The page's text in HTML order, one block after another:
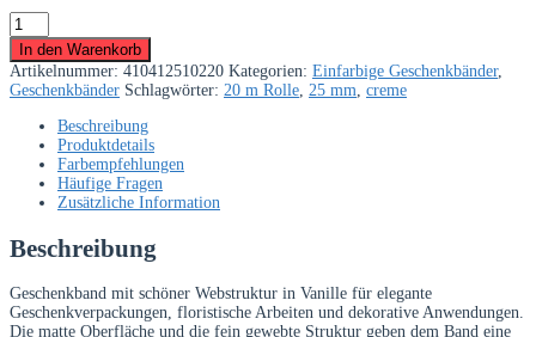
Geschenkband
mit
Webstruktur
25
mm
Rolle
Menge
In den Warenkorb
Artikelnummer: 410412510220 Kategorien: Einfarbige Geschenkbänder,
Geschenkbänder Schlagwörter: 20 m Rolle, 25 mm, creme
Beschreibung
Produktdetails
Farbempfehlungen
Häufige Fragen
Zusätzliche Information
Beschreibung
Geschenkband mit schöner Webstruktur in Vanille für elegante
Geschenkverpackungen, floristische Arbeiten und dekorative Anwendungen.
Die matte Oberfläche und die fein gewebte Struktur geben dem Band eine